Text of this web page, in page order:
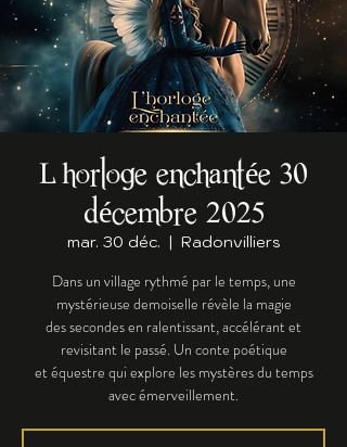
L horloge enchantée 30
décembre 2025
mar. 30 déc.
  |
Radonvilliers
Dans un village rythmé par le temps, une
mystérieuse demoiselle révèle la magie
des secondes en ralentissant, accélérant et
revisitant le passé. Un conte poétique
et équestre qui explore les mystères du temps
avec émerveillement.